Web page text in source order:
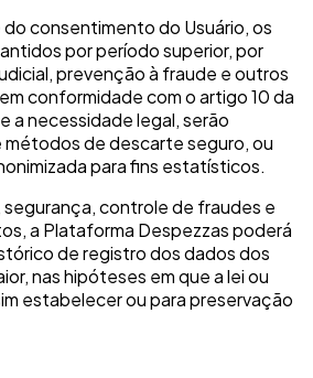
consentimento do Usuário, os
por período superior, por
prevenção à fraude e outros
conformidade com o artigo 10 da
a necessidade legal, serão
métodos de descarte seguro, ou
para fins estatísticos.
segurança, controle de fraudes e
a Plataforma Despezzas poderá
de registro dos dados dos
nas hipóteses em que a lei ou
estabelecer ou para preservação